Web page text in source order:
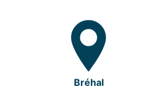
Bréhal